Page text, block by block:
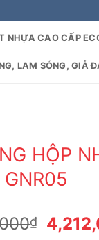
NHỰA CAO CẤP
LAM SÓNG, GIẢ
HỘP
GNR05
₫
Giá